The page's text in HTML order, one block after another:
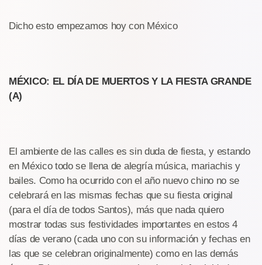
Dicho esto empezamos hoy con México
MÉXICO: EL DÍA DE MUERTOS Y LA FIESTA GRANDE
(A)
El ambiente de las calles es sin duda de fiesta, y estando
en México todo se llena de alegría música, mariachis y
bailes. Como ha ocurrido con el año nuevo chino no se
celebrará en las mismas fechas que su fiesta original
(para el día de todos Santos), más que nada quiero
mostrar todas sus festividades importantes en estos 4
días de verano (cada uno con su información y fechas en
las que se celebran originalmente) como en las demás